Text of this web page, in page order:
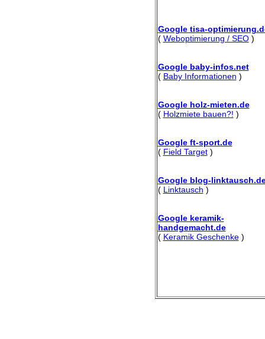
Google tisa-
( Weboptimierung / SEO)
Google baby-infos.net
( Baby Informationen )
Google holz-mieten.de
( Holzmiete bauen?! )
Google ft-sport.de
( Field Target)
Google blog-
( Linktausch )
Google keramik-
handgemacht.de
( Keramik Geschenke)